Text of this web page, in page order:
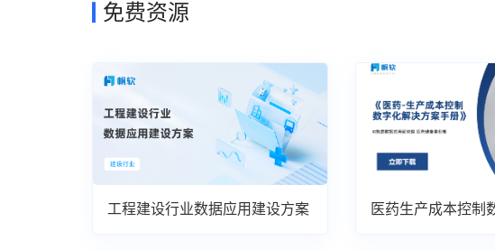
免费资源
工程建设行业数据应用建设方案
医药生产成本控制